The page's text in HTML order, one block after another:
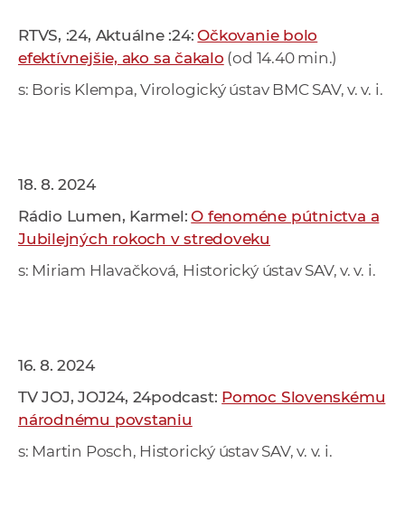
RTVS, :24, Aktuálne :24: Očkovanie bolo
efektívnejšie, ako sa čakalo (od 14.40 min.)
s: Boris Klempa, Virologický ústav BMC SAV, v. v. i.
18. 8. 2024
Rádio Lumen, Karmel: O fenoméne pútnictva a
Jubilejných rokoch v stredoveku
s: Miriam Hlavačková, Historický ústav SAV, v. v. i.
16. 8. 2024
TV JOJ, JOJ24, 24podcast: Pomoc Slovenskému
národnému povstaniu
s: Martin Posch, Historický ústav SAV, v. v. i.